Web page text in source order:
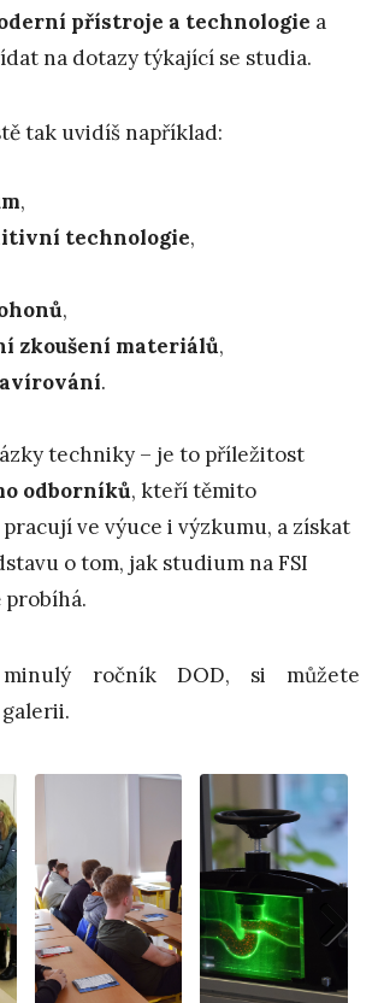
přístroje a technologie a
na dotazy týkající se studia.
tak uvidíš například:
,
technologie,
,
zkoušení materiálů,
.
techniky – je to příležitost
odborníků, kteří těmito
ve výuce i výzkumu, a získat
o tom, jak studium na FSI
probíhá.
ročník DOD, si můžete